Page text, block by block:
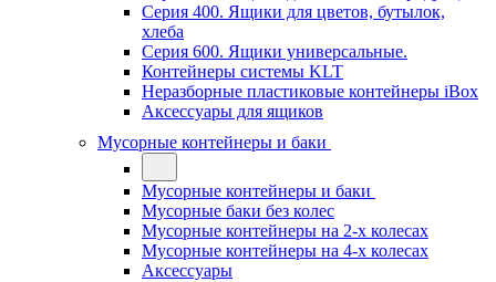
Серия 400. Ящики для цветов, бутылок,
хлеба
Серия 600. Ящики универсальные.
Контейнеры системы KLT
Неразборные пластиковые контейнеры iBox
Аксессуары для ящиков
Мусорные контейнеры и баки
Мусорные контейнеры и баки
Мусорные баки без колес
Мусорные контейнеры на 2-х колесах
Мусорные контейнеры на 4-х колесах
Аксессуары